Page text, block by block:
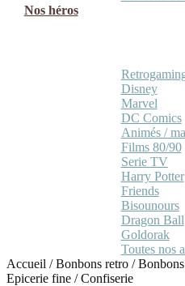
Nos héros
Disney
Marvel
DC Comics
Animés /
Films 80/90
Serie TV
Harry Potter
Friends
Bisounours
Dragon Ball
Goldorak
Toutes nos
Accueil /Bonbons retro /
Epicerie fine / Confiserie